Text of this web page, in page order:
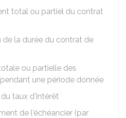
total ou partiel du contrat
de la durée du contrat de
ou partielle des
une période donnée
taux d'intérêt
de l'échéancier (par